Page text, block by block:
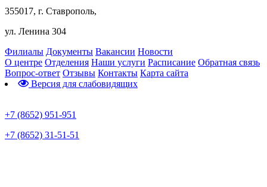
355017, г. Ставрополь,
ул. Ленина 304
Филиалы Документы Вакансии Новости
О центре Отделения Наши услуги Расписание Обратная связь
Вопрос-ответ Отзывы Контакты Карта сайта
Версия для слабовидящих
+7 (8652) 951-951
+7 (8652) 31-51-51